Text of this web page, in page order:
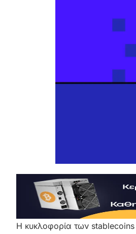
Η κυκλοφορία των stablecoins